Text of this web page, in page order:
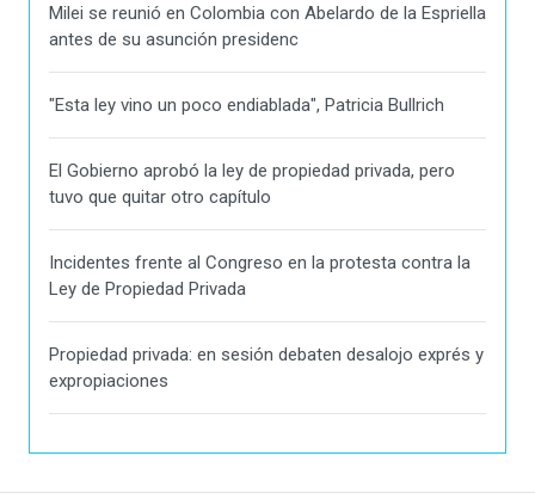
Milei se reunió en Colombia con Abelardo de la Espriella
antes de su asunción presidenc
"Esta ley vino un poco endiablada", Patricia Bullrich
El Gobierno aprobó la ley de propiedad privada, pero
tuvo que quitar otro capítulo
Incidentes frente al Congreso en la protesta contra la
Ley de Propiedad Privada
Propiedad privada: en sesión debaten desalojo exprés y
expropiaciones